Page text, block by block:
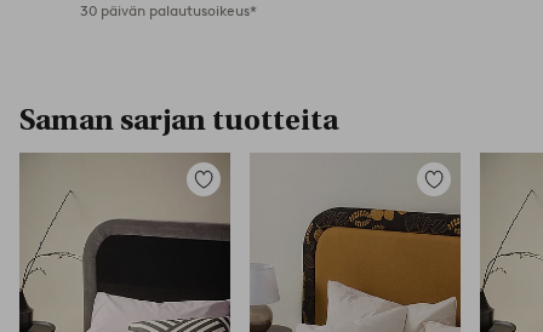
30 päivän palautusoikeus*
Saman sarjan tuotteita
Lisää
Lisää